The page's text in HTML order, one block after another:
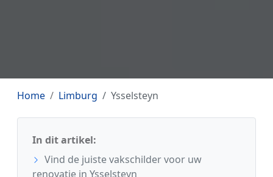
Home Limburg Ysselsteyn
In dit artikel:
Vind de juiste vakschilder voor uw
renovatie in Ysselsteyn